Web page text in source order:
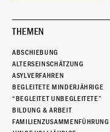
THEMEN
ABSCHIEBUNG
ALTERSEINSCHÄTZUNG
ASYLVERFAHREN
BEGLEITETE MINDERJÄHRIGE
“BEGLEITET UNBEGLEITETE”
BILDUNG & ARBEIT
FAMILIENZUSAMMENFÜHRUNG